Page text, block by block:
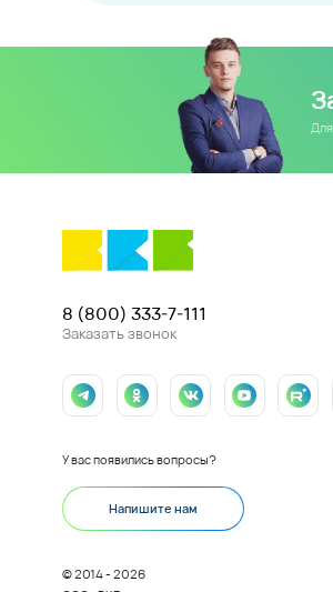
8 (800) 333-7-111
Заказать звонок
У вас появились вопросы?
Напишите нам
© 2014 - 2026